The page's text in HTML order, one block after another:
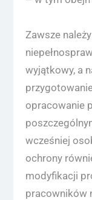
Zawsze
wyjątkowy, a
opracowanie
wcześniej
ochrony
modyfikacji
pracowników